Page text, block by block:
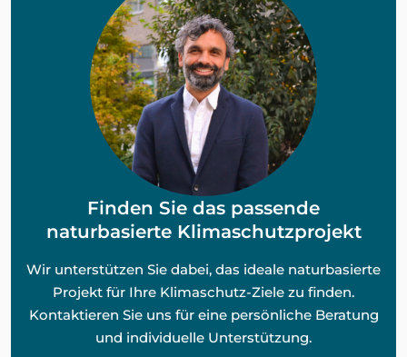
Finden Sie das passende
naturbasierte Klimaschutzprojekt
Wir unterstützen Sie dabei, das ideale naturbasierte
Projekt für Ihre Klimaschutz-Ziele zu finden.
Kontaktieren Sie uns für eine persönliche Beratung
und individuelle Unterstützung.